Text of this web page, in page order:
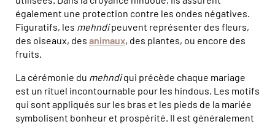
également une protection contre les ondes négatives.
Figuratifs, les mehndipeuvent représenter des fleurs,
des oiseaux, des animaux, des plantes, ou encore des
fruits.
La cérémonie du mehndiqui précède chaque mariage
est un rituel incontournable pour les hindous. Les motifs
qui sont appliqués sur les bras et les pieds de la mariée
symbolisent bonheur et prospérité. Il est généralement